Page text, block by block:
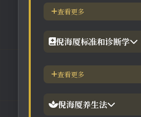
【视频】倪海厦-针灸大成
查看更多
倪海厦标准和诊断学
倪海厦简介-传奇人生
查看更多
倪海厦养生法